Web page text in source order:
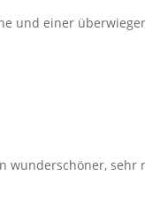
und einer
wunderschöner,